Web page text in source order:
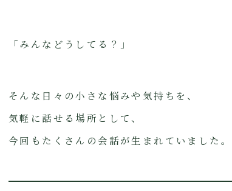
「みんなどうしてる？」
そんな日々の小さな悩みや気持ちを、
気軽に話せる場所として、
今回もたくさんの会話が生まれていました。